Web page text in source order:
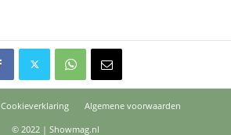
Cookieverklaring
Algemene voorwaarden
© 2022 | Showmag.nl